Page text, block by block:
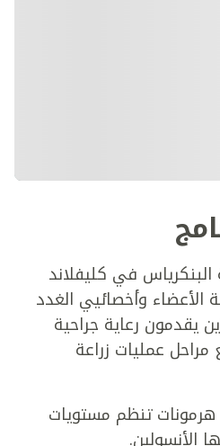
البنكرياس في كليفلاند
الأعضاء وأخصائيي الغدد
يقدمون رعاية جراحية
عمليات زراعة
تنظم مستويات
الأنسولين.